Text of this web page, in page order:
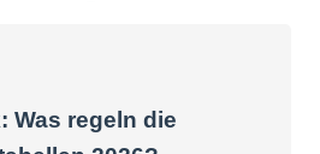
Was regeln die